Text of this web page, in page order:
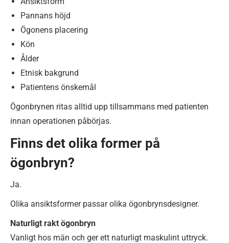
Pannans höjd
Ögonens placering
Kön
Ålder
Etnisk bakgrund
Patientens önskemål
Ögonbrynen ritas alltid upp tillsammans med patienten
innan operationen påbörjas.
Finns det olika former på
ögonbryn?
Ja.
Olika ansiktsformer passar olika ögonbrynsdesigner.
Naturligt rakt ögonbryn
Vanligt hos män och ger ett naturligt maskulint uttryck.